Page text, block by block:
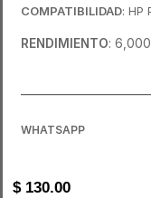
COMPATIBILIDAD: HP
RENDIMIENTO:
WHATSAPP
$130.00